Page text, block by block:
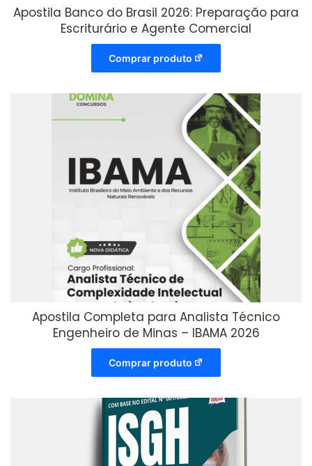
Apostila Banco do Brasil 2026: Preparação para
Escriturário e Agente Comercial
Comprar produto
Apostila Completa para Analista Técnico
Engenheiro de Minas – IBAMA 2026
Comprar produto